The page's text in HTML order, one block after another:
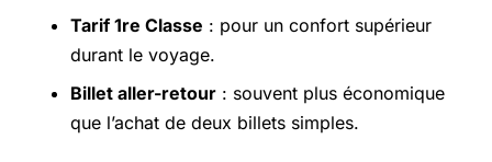
Tarif 1re Classe : pour un confort supérieur
durant le voyage.
Billet aller-retour : souvent plus économique
que l’achat de deux billets simples.